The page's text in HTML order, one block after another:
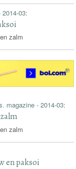
03:
zalm
magazine - 2014-03:
zalm
en paksoi